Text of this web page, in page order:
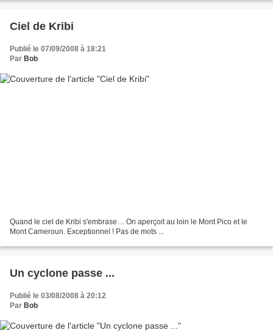
Ciel de Kribi
Publié le 07/09/2008 à 18:21
Par Bob
Quand le ciel de Kribi s'embrase ... On aperçoit au loin le Mont Pico et le
Mont Cameroun. Exceptionnel ! Pas de mots ...
Un cyclone passe ...
Publié le 03/08/2008 à 20:12
Par Bob